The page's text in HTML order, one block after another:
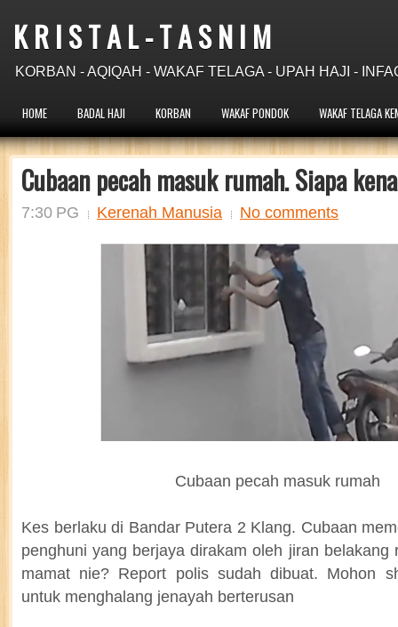
K R I S T A L - T A S N I M
KORBAN - AQIQAH - WAKAF TELAGA - UPAH HAJI -
HOME BADAL HAJI KORBAN WAKAF PONDOK WAKAF TELAGA
Cubaan pecah masuk rumah. Siapa
7:30 PG Kerenah Manusia No comments
Cubaan pecah masuk rumah
Kes berlaku di Bandar Putera 2 Klang. Cubaan
penghuni yang berjaya dirakam oleh jiran belakang
mamat nie? Report polis sudah dibuat. Mohon
untuk menghalang jenayah berterusan